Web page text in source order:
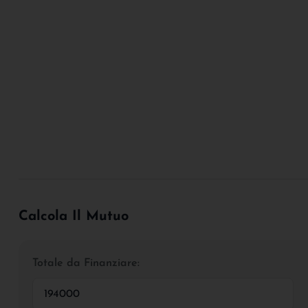
Calcola Il Mutuo
Totale da Finanziare: